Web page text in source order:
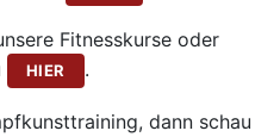
Fitnesskurse oder
HIER .
dann schau